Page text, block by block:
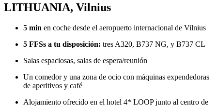
LITHUANIA, Vilnius
5 min en coche desde el aeropuerto internacional de Vilnius
5 FFSs a tu disposición: tres A320, B737 NG, y B737 CL
Salas espaciosas, salas de espera/reunión
Un comedor y una zona de ocio con máquinas expendedoras
de aperitivos y café
Alojamiento ofrecido en el hotel 4* LOOP junto al centro de